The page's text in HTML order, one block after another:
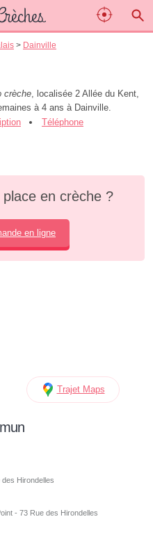
> Dainville
crèche, localisée 2 Allée du Kent,
à 4 ans à Dainville.
Téléphone
en crèche ?
en ligne
Trajet Maps
Hirondelles
- 73 Rue des Hirondelles